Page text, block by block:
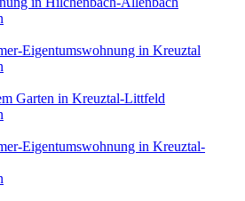
Eigentumswohnung in Kreuztal
Garten in Kreuztal-Littfeld
Eigentumswohnung in Kreuztal-